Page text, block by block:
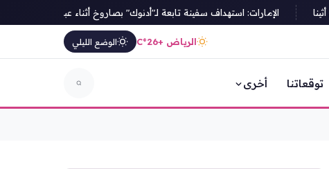
الإمارات: استهداف سفينة تابعة لـ"أدنوك" بصاروخ أثناء عبورها مضيق هرمز
الرياض +26°C الوضع الليلي
توقعاتنا أخرى